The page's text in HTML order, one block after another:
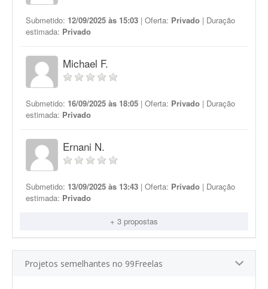
Submetido: 12/09/2025 às 15:03 | Oferta: Privado | Duração
estimada: Privado
Michael F.
Submetido: 16/09/2025 às 18:05 | Oferta: Privado | Duração
estimada: Privado
Ernani N.
Submetido: 13/09/2025 às 13:43 | Oferta: Privado | Duração
estimada: Privado
+ 3 propostas
Projetos semelhantes no 99Freelas